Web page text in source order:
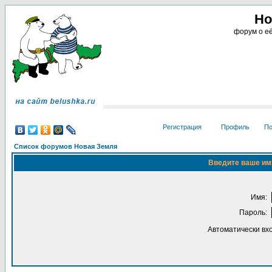
форум о
Регистрация Профиль
Список форумов Новая Земля
Введите ваше
Имя:
Пароль:
Автоматически